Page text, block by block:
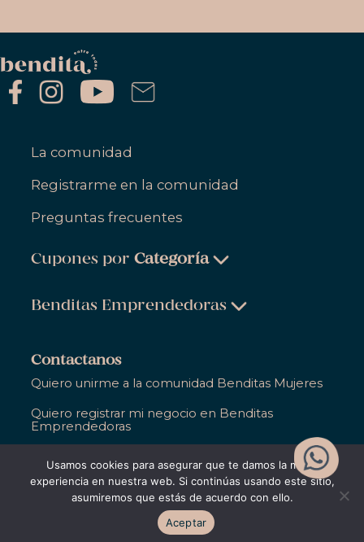
La comunidad
Registrarme en la comunidad
Preguntas frecuentes
Cupones porCategoría
Salud & Bienestar
Hogar
Gastronomía
Entretenimiento
Educación
Apoyo Empresarial
Benditas Emprendedoras
Salud & Bienestar
Hogar
Gastronomía
Entretenimiento
Contactanos
Quiero unirme a la comunidad Benditas Mujeres
Quiero registrar mi negocio en Benditas
Emprendedoras
Bendita Entre Todas. Todos los derechos
reservados
Usamos cookies para asegurar que te damos la mejor
experiencia en nuestra web. Si continúas usando este sitio,
asumiremos que estás de acuerdo con ello.
Aceptar